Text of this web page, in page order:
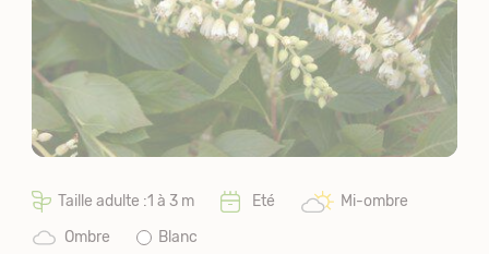
Taille adulte :1 à 3 m Eté
Mi-ombre
Ombre
Blanc